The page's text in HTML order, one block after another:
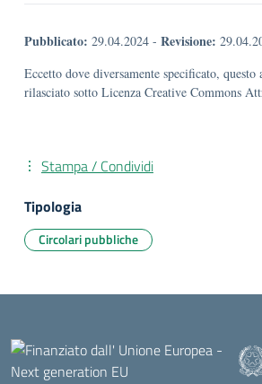
Pubblicato: 29.04.2024 - Revisione:
Eccetto dove diversamente specificato, questo
rilasciato sotto Licenza Creative Commons
Stampa / Condividi
Tipologia
Circolari pubbliche